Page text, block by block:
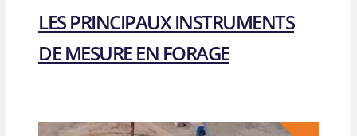
LES PRINCIPAUX INSTRUMENTS
DE MESURE EN FORAGE